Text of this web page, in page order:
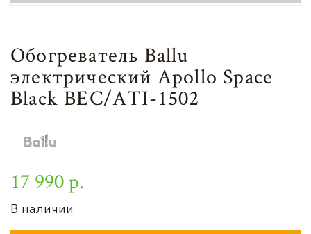
Обогреватель Ballu
электрический Apollo Space
Black BEC/ATI-1502
17 990 р.
В наличии